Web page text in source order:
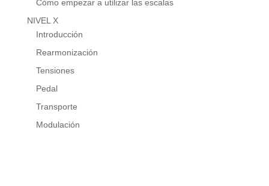
Cómo empezar a utilizar las escalas
NIVEL X
Introducción
Rearmonización
Tensiones
Pedal
Transporte
Modulación